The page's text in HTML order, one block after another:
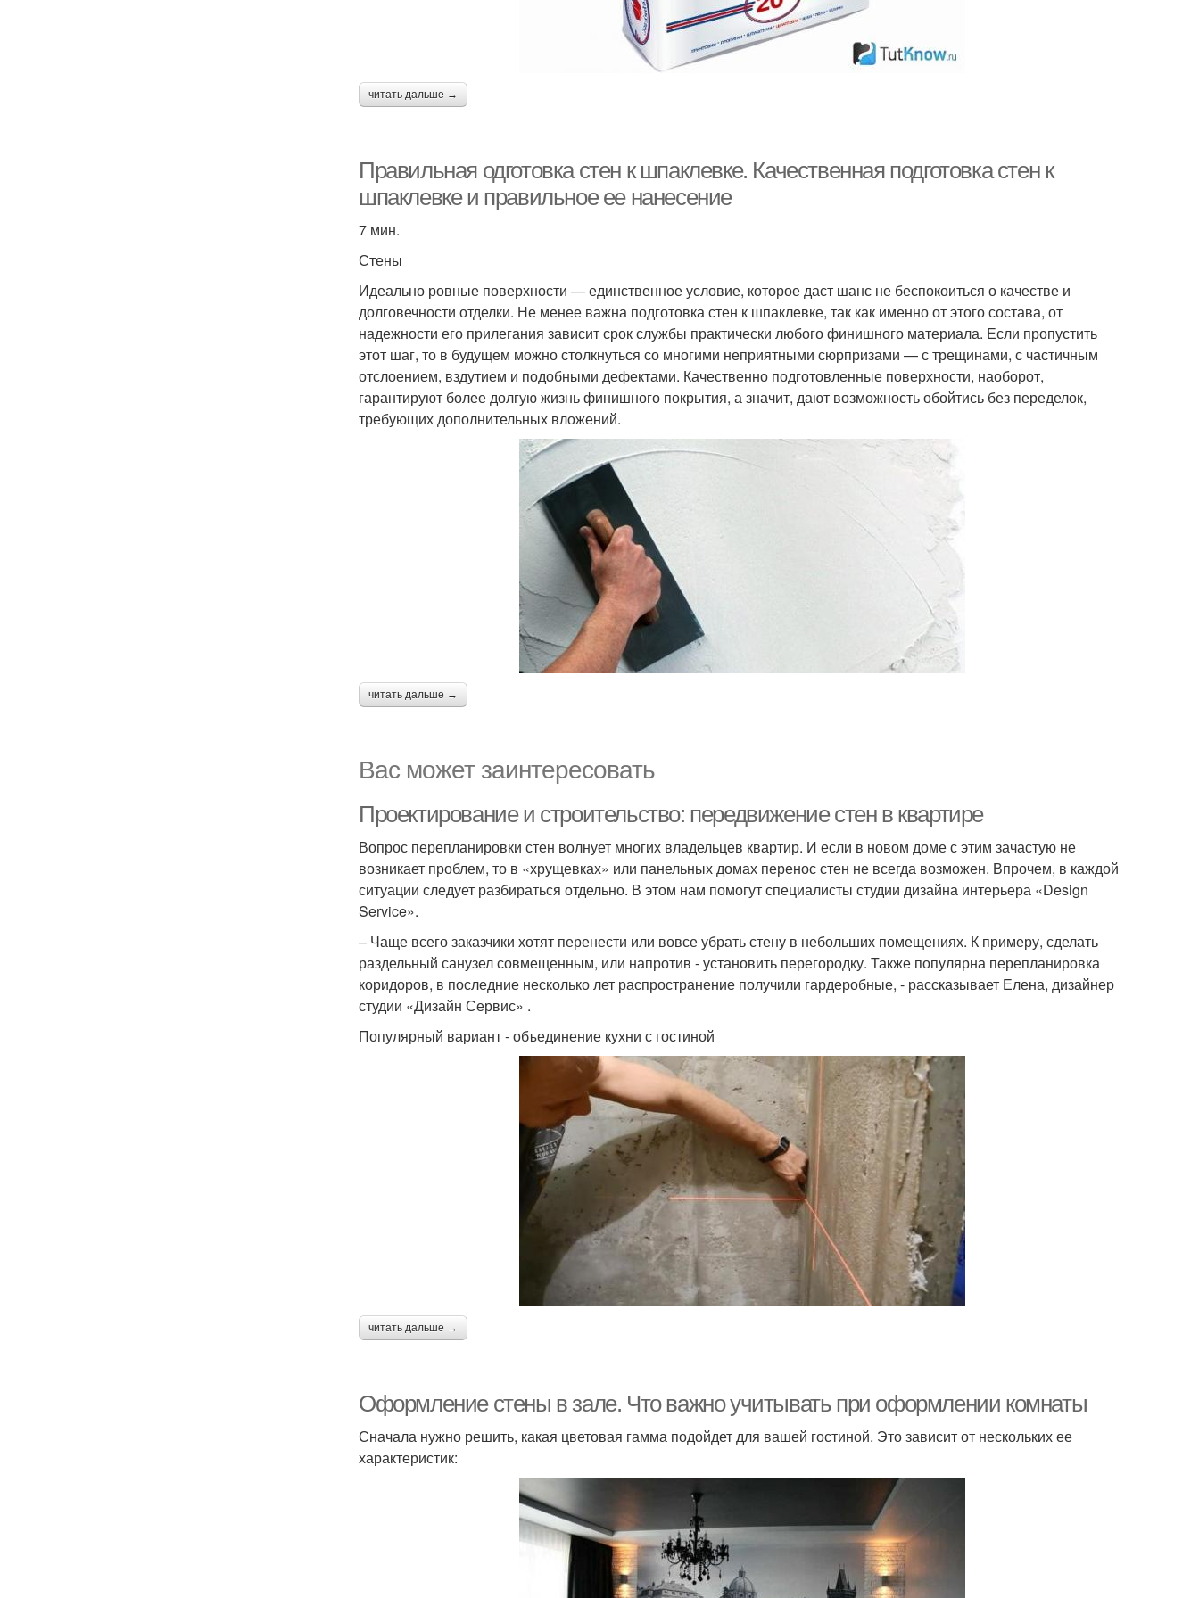
читать дальше →
Правильная одготовка стен к шпаклевке. Качественная подготовка стен к
шпаклевке и правильное ее нанесение
7 мин.
Стены
Идеально ровные поверхности — единственное условие, которое даст шанс не беспокоиться о качестве и
долговечности отделки. Не менее важна подготовка стен к шпаклевке, так как именно от этого состава, от
надежности его прилегания зависит срок службы практически любого финишного материала. Если пропустить
этот шаг, то в будущем можно столкнуться со многими неприятными сюрпризами — с трещинами, с частичным
отслоением, вздутием и подобными дефектами. Качественно подготовленные поверхности, наоборот,
гарантируют более долгую жизнь финишного покрытия, а значит, дают возможность обойтись без переделок,
требующих дополнительных вложений.
читать дальше →
Вас может заинтересовать
Проектирование и строительство: передвижение стен в квартире
Вопрос перепланировки стен волнует многих владельцев квартир. И если в новом доме с этим зачастую не
возникает проблем, то в «хрущевках» или панельных домах перенос стен не всегда возможен. Впрочем, в каждой
ситуации следует разбираться отдельно. В этом нам помогут специалисты студии дизайна интерьера «Design
Service».
– Чаще всего заказчики хотят перенести или вовсе убрать стену в небольших помещениях. К примеру, сделать
раздельный санузел совмещенным, или напротив - установить перегородку. Также популярна перепланировка
коридоров, в последние несколько лет распространение получили гардеробные, - рассказывает Елена, дизайнер
студии «Дизайн Сервис» .
Популярный вариант - объединение кухни с гостиной
читать дальше →
Оформление стены в зале. Что важно учитывать при оформлении комнаты
Сначала нужно решить, какая цветовая гамма подойдет для вашей гостиной. Это зависит от нескольких ее
характеристик: